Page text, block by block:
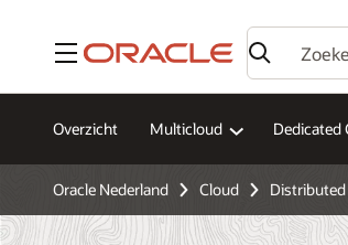
Menu
Overzicht Multicloud Dedicated
Oracle Nederland Cloud